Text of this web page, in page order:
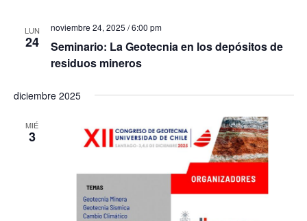
n
e
b
ú
s
q
s
LUN
24
noviembre 24, 2025 / 6:00 pm
Seminario: La Geotecnia en los depósitos de
residuos mineros
diciembre 2025
MIÉ
3